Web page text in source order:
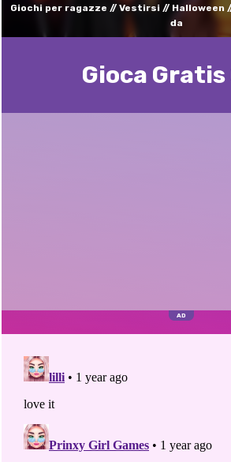
Giochi per ragazze Vestirsi Halloween
da
Gioca Gratis